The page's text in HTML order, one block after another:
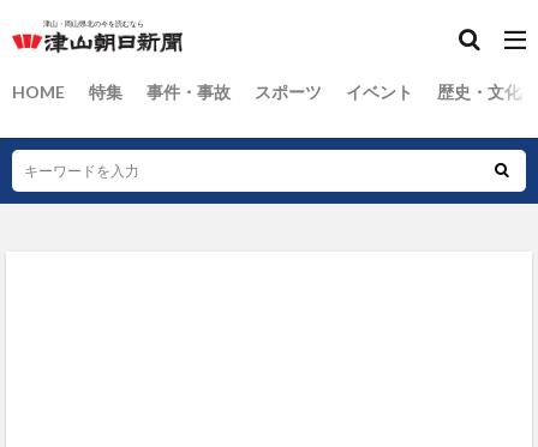
HOME 特集 事件・事故 スポーツ イベント 歴史・文化